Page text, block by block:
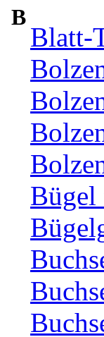
B
Blatt-
Bügel